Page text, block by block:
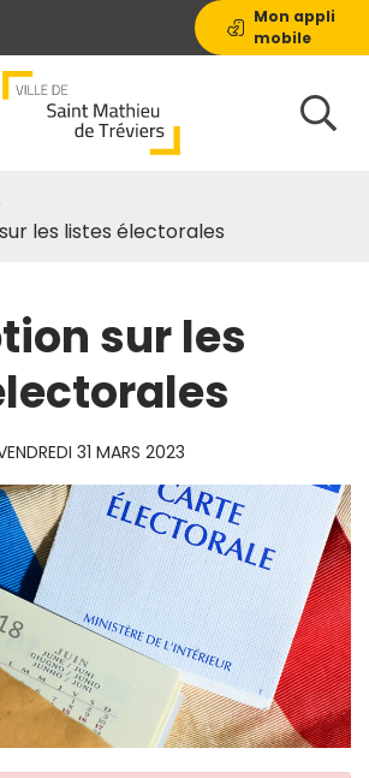
Mon appli
mobile
les listes électorales
sur les
31 MARS 2023